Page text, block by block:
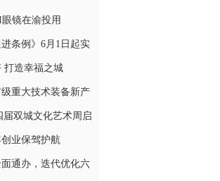
镜在渝投用
条例》6月1日起实
打造幸福之城
重大技术装备新产
届双城文化艺术周启
业保驾护航
通办，迭代优化六